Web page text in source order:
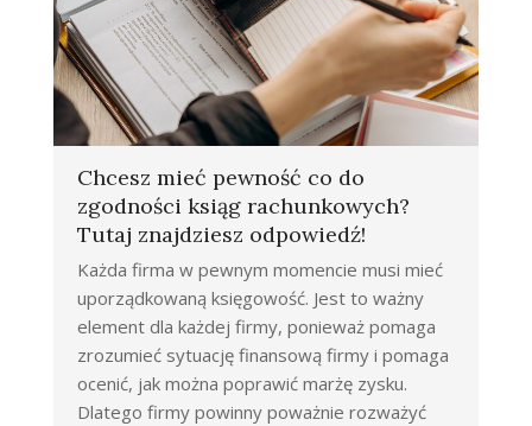
Chcesz mieć pewność co do
zgodności ksiąg rachunkowych?
Tutaj znajdziesz odpowiedź!
Każda firma w pewnym momencie musi mieć
uporządkowaną księgowość. Jest to ważny
element dla każdej firmy, ponieważ pomaga
zrozumieć sytuację finansową firmy i pomaga
ocenić, jak można poprawić marżę zysku.
Dlatego firmy powinny poważnie rozważyć